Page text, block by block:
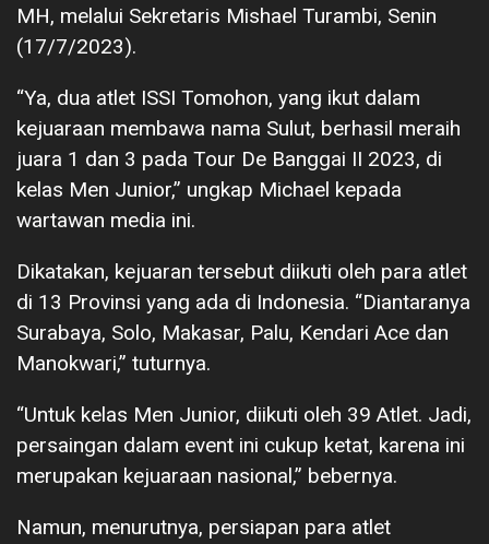
MH, melalui Sekretaris Mishael Turambi, Senin
(17/7/2023).
“Ya, dua atlet ISSI Tomohon, yang ikut dalam
kejuaraan membawa nama Sulut, berhasil meraih
juara 1 dan 3 pada Tour De Banggai II 2023, di
kelas Men Junior,” ungkap Michael kepada
wartawan media ini.
Dikatakan, kejuaran tersebut diikuti oleh para atlet
di 13 Provinsi yang ada di Indonesia. “Diantaranya
Surabaya, Solo, Makasar, Palu, Kendari Ace dan
Manokwari,” tuturnya.
“Untuk kelas Men Junior, diikuti oleh 39 Atlet. Jadi,
persaingan dalam event ini cukup ketat, karena ini
merupakan kejuaraan nasional,” bebernya.
Namun, menurutnya, persiapan para atlet